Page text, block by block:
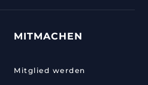
MITMACHEN
Mitglied werden